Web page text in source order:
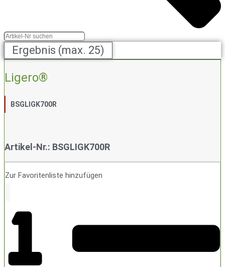
Ergebnis (max. 25)
Ligero®
BSGLIGK700R
Artikel-Nr.: BSGLIGK700R
Zur Favoritenliste hinzufügen